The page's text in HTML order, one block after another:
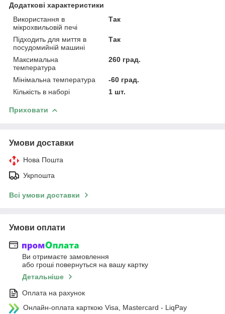
Додаткові характеристики
Використання в
мікрохвильовій печі
Так
Підходить для миття в
посудомийній машині
Так
Максимальна
температура
260 град.
Мінімальна температура
-60 град.
Кількість в наборі
1 шт.
Приховати
Умови доставки
Нова Пошта
Укрпошта
Всі умови доставки
Умови оплати
Ви отримаєте замовлення
або гроші повернуться на вашу картку
Детальніше
Оплата на рахунок
Онлайн-оплата карткою Visa, Mastercard - LiqPay